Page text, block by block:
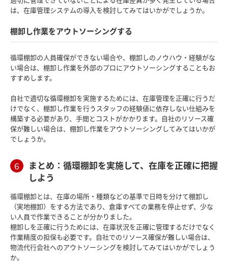
は、在庫管理システムの導入を検討してみてはいかがでしょうか。
棚卸し作業をアウトソーシングする
循環棚卸の人員確保ができない場合や、棚卸しのノウハウ・経験がな
い場合は、棚卸し作業を外部のプロにアウトソーシングすることもお
すすめします。
自社で適切な循環棚卸を実施するためには、在庫管理を正確に行うだ
けでなく、棚卸し作業を行うスタッフの経験値に依存しない仕組みを
構築する必要があり、手間とコストがかかります。自社のリソース確
保が難しい場合は、棚卸し作業をアウトソーシングしてみてはいかが
でしょうか。
６
まとめ：循環棚卸を実施して、在庫を正確に把握
しよう
循環棚卸とは、在庫の場所・種類などの基準で日時を分けて棚卸し
（実地棚卸）をする方法であり、倉庫すべての業務を停止せず、少な
い人員で作業できることが分かりました。
棚卸しを正確に行うためには、在庫状況を正確に管理するだけでなく
作業精度の担保も必要です。自社でのリソース確保が難しい場合は、
物流代行会社へのアウトソーシングを検討してみてはいかがでしょう
か。